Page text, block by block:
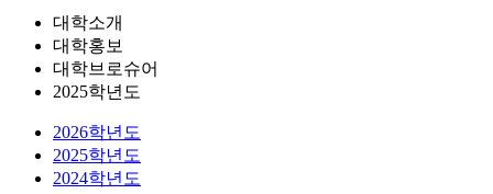
대학소개
대학홍보
대학브로슈어
2025학년도
2026학년도
2025학년도
2024학년도